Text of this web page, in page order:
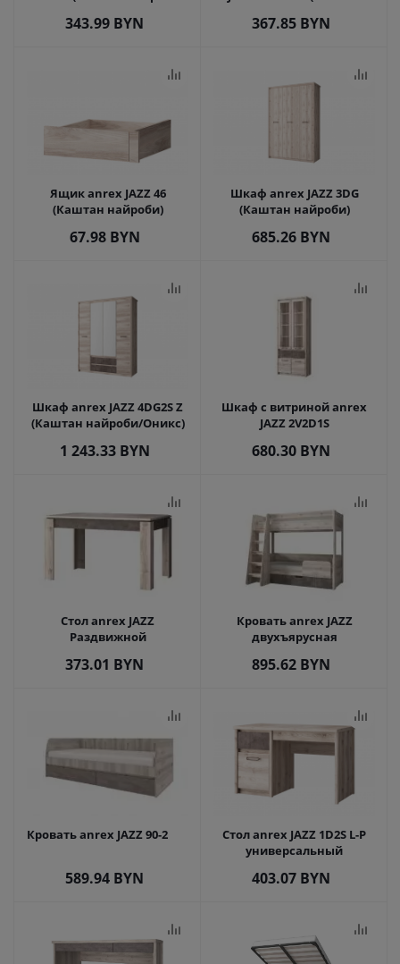
343.99 BYN 367.85 BYN
Ящик anrex JAZZ 46
(Каштан найроби)
67.98BYN
Шкаф anrex JAZZ 3DG
(Каштан найроби)
685.26 BYN
Шкаф anrex JAZZ 4DG2S Z
(Каштан найроби/Оникс)
1 243.33BYN
Шкаф с витриной anrex
JAZZ 2V2D1S
680.30 BYN
Стол anrex JAZZ
Раздвижной
373.01 BYN
Кровать anrex JAZZ
двухъярусная
895.62 BYN
Кровать anrex JAZZ 90-2
589.94 BYN
Стол anrex JAZZ 1D2S L-P
универсальный
403.07 BYN